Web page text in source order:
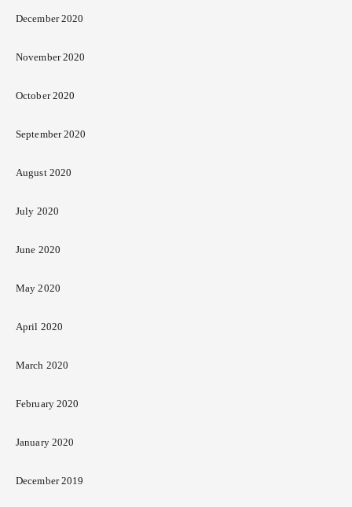
December 2020
November 2020
October 2020
September 2020
August 2020
July 2020
June 2020
May 2020
April 2020
March 2020
February 2020
January 2020
December 2019